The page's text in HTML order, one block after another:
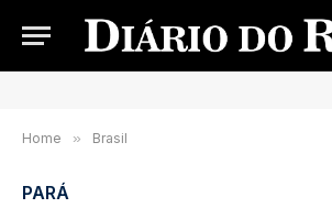
Home » Brasil
PARÁ